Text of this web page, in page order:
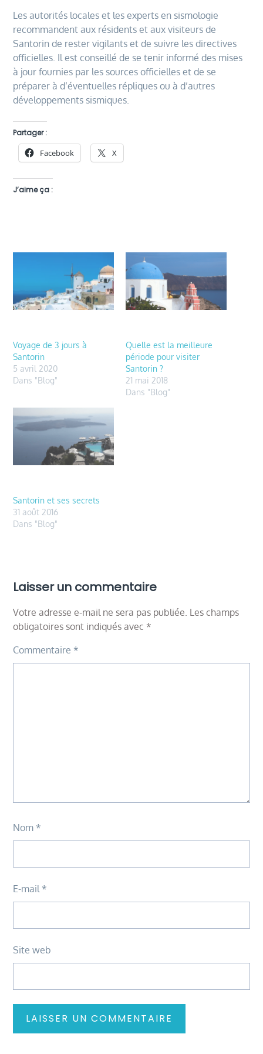
Les autorités locales et les experts en sismologie
recommandent aux résidents et aux visiteurs de
Santorin de rester vigilants et de suivre les directives
officielles. Il est conseillé de se tenir informé des mises
à jour fournies par les sources officielles et de se
préparer à d’éventuelles répliques ou à d’autres
développements sismiques.
Partager :
Facebook X
J’aime ça :
Voyage de 3 jours à
Santorin
5 avril 2020
Dans "Blog"
Quelle est la meilleure
période pour visiter
Santorin ?
21 mai 2018
Dans "Blog"
Santorin et ses secrets
31 août 2016
Dans "Blog"
Laisser un commentaire
Votre adresse e-mail ne sera pas publiée. Les champs
obligatoires sont indiqués avec *
Commentaire *
Nom *
E-mail *
Site web